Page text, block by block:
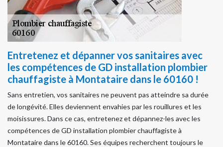
Entretenez et dépanner vos sanitaires avec
les compétences de GD installation plombier
chauffagiste à Montataire dans le 60160 !
Sans entretien, vos sanitaires ne peuvent pas atteindre sa durée
de longévité. Elles deviennent envahies par les rouillures et les
moisissures. Dans ce cas, entretenez et dépannez-les avec les
compétences de GD installation plombier chauffagiste à
Montataire dans le 60160. Ses équipes recherchent toujours le